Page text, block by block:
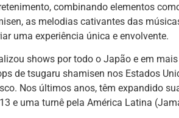
combinando elementos
as melodias cativantes das
uma experiência única e envolvente.
shows por todo o Japão e em
de tsugaru shamisen nos Estados
Nos últimos anos, têm expandido
e uma turnê pela América Latina